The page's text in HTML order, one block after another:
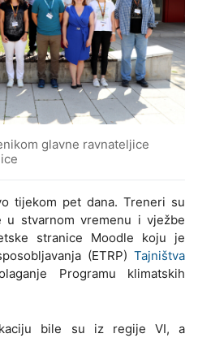
glavne ravnateljice
tijekom pet dana. Treneri su
u stvarnom vremenu i vježbe
stranice Moodle koju je
(ETRP) Tajništva
Programu klimatskih
bile su iz regije VI, a